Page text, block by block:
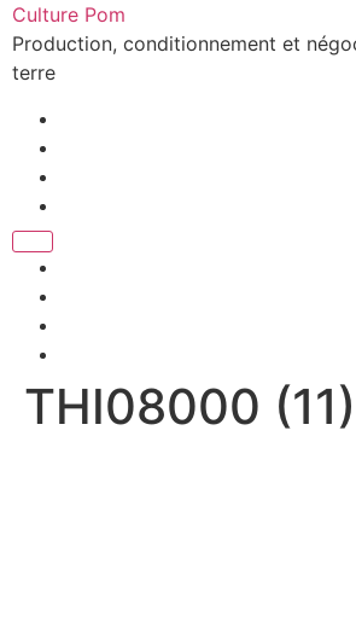
Aller
au
contenu
Culture Pom
Production, conditionnement et
terre
THI08000 (11)